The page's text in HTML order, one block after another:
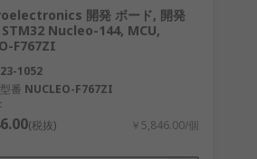
開発 ボード, 開発
STM32 Nucleo-144, MCU,
F767ZI
1052
番 NUCLEO-F767ZI
(税抜) ￥5,846.00/個